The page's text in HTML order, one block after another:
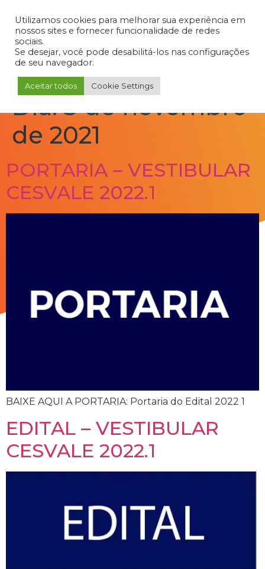
Admin Portal do Aluno Portal do Professor Portal do Coordenador
Dia:3 de novembro
de 2021
PORTARIA – VESTIBULAR
CESVALE 2022.1
BAIXE AQUI A PORTARIA: Portaria do Edital 2022 1
EDITAL – VESTIBULAR
CESVALE 2022.1
Utilizamos cookies para melhorar sua experiência em
nossos sites e fornecer funcionalidade de redes
sociais.
Se desejar, você pode desabilitá-los nas configurações
de seu navegador.
Aceitar todos Cookie Settings